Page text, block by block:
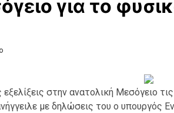
για το
εξελίξεις στην ανατολική Μεσόγειο
με δηλώσεις του ο υπουργός